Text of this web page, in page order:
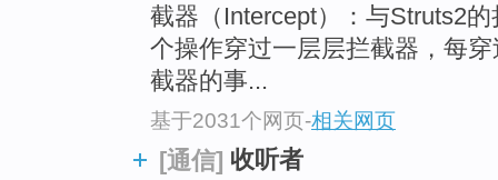
截器（Intercept）：与Struts2
个操作穿过一层层拦截器，每
截器的事...
基于2031个网页-相关网页
[通信] 收听者